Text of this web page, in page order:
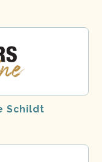
Schildt